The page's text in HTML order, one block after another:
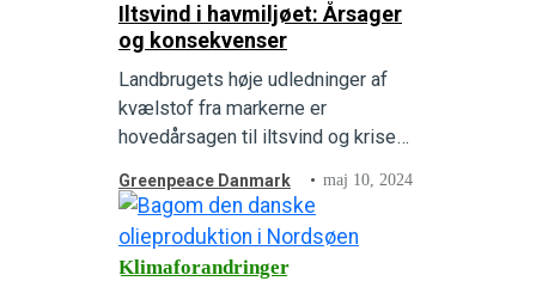
Iltsvind i havmiljøet: Årsager
og konsekvenser
Landbrugets høje udledninger af
kvælstof fra markerne er
hovedårsagen til iltsvind og krisen i
og planter er under pres.
Greenpeace Danmark maj 10, 2024
Klimaforandringer